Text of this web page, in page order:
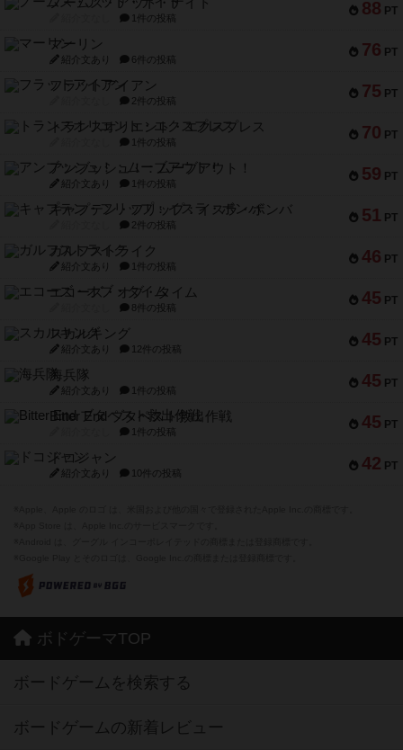
88 PT
ノームズ・アット・ナイト
1件の投稿
76 PT
マーリン
紹介文あり 6件の投稿
75 PT
フラットアイアン
2件の投稿
70 PT
トランスオリエント・エクスプレス
1件の投稿
59 PT
アンブッシュ！：ムーブアウト！
紹介文あり 1件の投稿
51 PT
キャプテン・フリップ：イスラ・ボンバ
2件の投稿
46 PT
ガルフストライク
紹介文あり 1件の投稿
45 PT
エコーズ・オブ・タイム
8件の投稿
45 PT
スカルキング
紹介文あり 12件の投稿
45 PT
海兵隊
紹介文あり 1件の投稿
45 PT
Bitter End ブタペスト救出作戦
1件の投稿
42 PT
ドコジャン
紹介文あり 10件の投稿
ボドゲーマTOP
ボードゲームを検索する
ボードゲームの新着レビュー